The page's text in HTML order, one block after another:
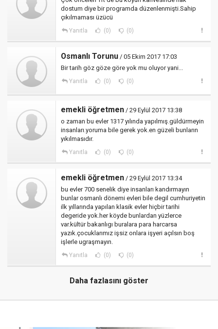
dostum diye bir programda düzenlenmişti.Sahip
çıkılmaması üzücü
Yanıtla (0) (0)
Osmanlı Torunu / 05 Ekim 2017 17:03
Bir tarih göz göze göre yok mu oluyor yani...
Yanıtla (0) (0)
emekli öğretmen / 29 Eylül 2017 13:38
o zaman bu evler 1317 yılında yapılmış.güldürmeyin
insanları.yoruma bile gerek yok.en güzeli bunların
yıkılmasıdır.
Yanıtla (0) (0)
emekli öğretmen / 29 Eylül 2017 13:34
bu evler 700 senelik diye insanları kandırmayın
bunlar osmanlı dönemi evleri bile degil cumhuriyetin
ilk yıllarında yapılan klasik evler hiçbir tarihi
degeride yok.her köyde bunlardan yüzlerce
var.kültür bakanlıgı buralara para harcarsa
yazık.çocuklarımız işsiz onlara işyeri açılsın boş
işlerle ugraşmayın.
Yanıtla (0) (0)
Daha fazlasını göster